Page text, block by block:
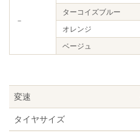
－
ターコイズブルー
オレンジ
ベージュ
変速
タイヤサイズ